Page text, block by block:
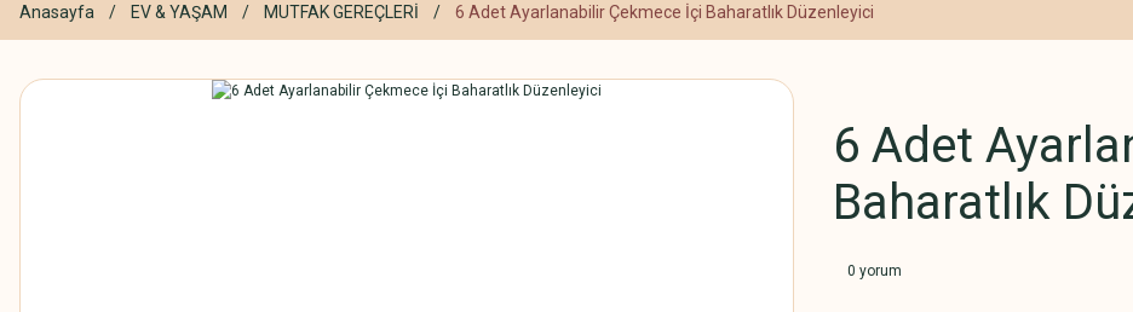
Anasayfa EV & YAŞAM MUTFAK GEREÇLERİ 6 Adet Ayarlanabilir Çekmece İçi Baharatlık Düzenleyici
6 Adet
Baharatlık
0 yorum